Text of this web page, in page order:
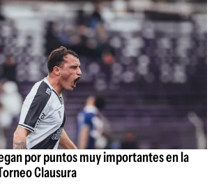
por puntos muy importantes en la
Clausura